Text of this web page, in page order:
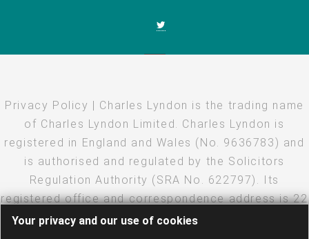
Your privacy and our use of cookies
Privacy Policy
| Charles Lyndon is the trading name
of Charles Lyndon Limited. Charles Lyndon is
registered in England and Wales (No. 9636783) and
is authorised and regulated by the Solicitors
Regulation Authority (SRA No. 622797). Its
registered office and correspondence address is 22
Eastcheap, London, EC3M 1EU